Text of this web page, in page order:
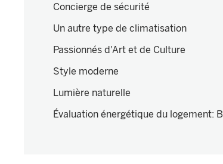
Concierge de sécurité
Un autre type de climatisation
Passionnés d'Art et de Culture
Style moderne
Lumière naturelle
Évaluation énergétique du logement: B